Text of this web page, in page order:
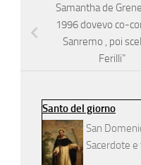
Samantha de
1996 dovevo co-
Sanremo , poi
Ferilli”
Santo del giorno
San
Sacerdote